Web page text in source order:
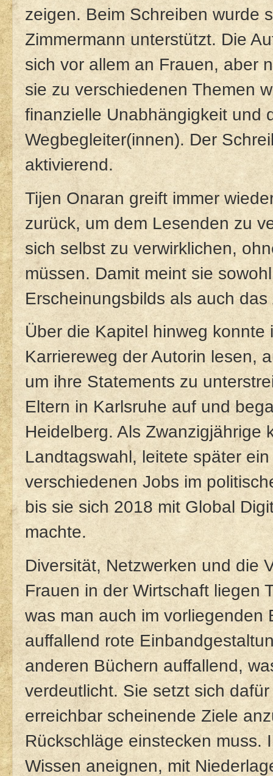
zeigen. Beim Schreiben wurde
Zimmermann unterstützt. Die
sich vor allem an Frauen, aber
sie zu verschiedenen Themen
finanzielle Unabhängigkeit und
Wegbegleiter(innen). Der
aktivierend.
Tijen Onaran greift immer
zurück, um dem Lesenden zu
sich selbst zu verwirklichen,
müssen. Damit meint sie
Erscheinungsbilds als auch
Über die Kapitel hinweg
Karriereweg der Autorin lesen,
um ihre Statements zu
Eltern in Karlsruhe auf und
Heidelberg. Als Zwanzigjährige
Landtagswahl, leitete später
verschiedenen Jobs im
bis sie sich 2018 mit Global
machte.
Diversität, Netzwerken und die
Frauen in der Wirtschaft liegen
was man auch im vorliegenden
auffallend rote
anderen Büchern auffallend,
verdeutlicht. Sie setzt sich
erreichbar scheinende Ziele
Rückschläge einstecken muss.
Wissen aneignen, mit